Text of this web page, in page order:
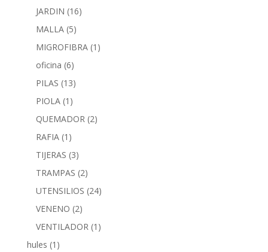
JARDIN (16)
MALLA (5)
MIGROFIBRA (1)
oficina (6)
PILAS (13)
PIOLA (1)
QUEMADOR (2)
RAFIA (1)
TIJERAS (3)
TRAMPAS (2)
UTENSILIOS (24)
VENENO (2)
VENTILADOR (1)
hules (1)